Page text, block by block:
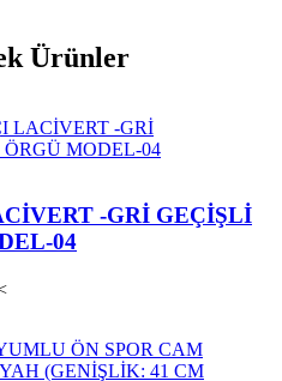
Ürünler
-GRİ GEÇİŞLİ
04